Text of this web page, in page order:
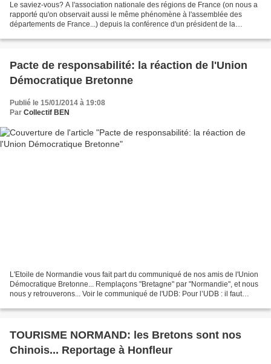
Le saviez-vous? A l'association nationale des régions de France (on nous a
rapporté qu'on observait aussi le même phénomène à l'assemblée des
départements de France...) depuis la conférence d'un président de la
Pacte de responsabilité: la réaction de l'Union
Démocratique Bretonne
Publié le 15/01/2014 à 19:08
Par Collectif BEN
L'Etoile de Normandie vous fait part du communiqué de nos amis de l'Union
Démocratique Bretonne... Remplaçons "Bretagne" par "Normandie", et nous
nous y retrouverons... Voir le communiqué de l'UDB: Pour l’UDB : il faut
TOURISME NORMAND: les Bretons sont nos
Chinois... Reportage à Honfleur